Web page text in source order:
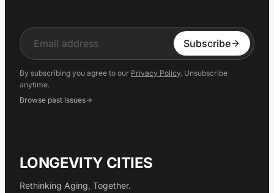
Input Subscribe
By subscribing you agree to our Privacy Policy. Unsubscribe
anytime.
Browse past issues
LONGEVITY CITIES
Rethinking Aging, Together.